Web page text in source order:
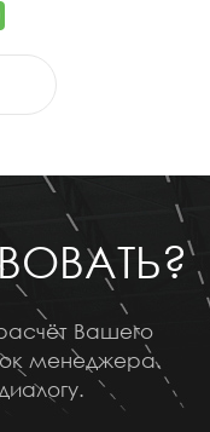
Вашего
менеджера.